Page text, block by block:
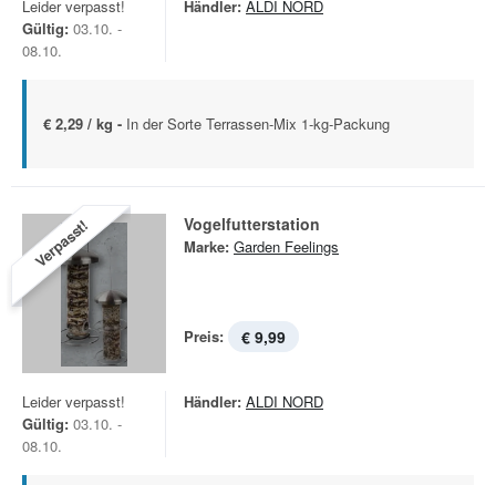
Leider verpasst!
Gültig: 03.10. -
08.10.
Händler: ALDI NORD
€ 2,29 / kg - In der Sorte Terrassen-Mix 1-kg-Packung
Verpasst! Vogelfutterstation
Marke: Garden Feelings
Preis: € 9,99
Leider verpasst!
Gültig: 03.10. -
08.10.
Händler: ALDI NORD